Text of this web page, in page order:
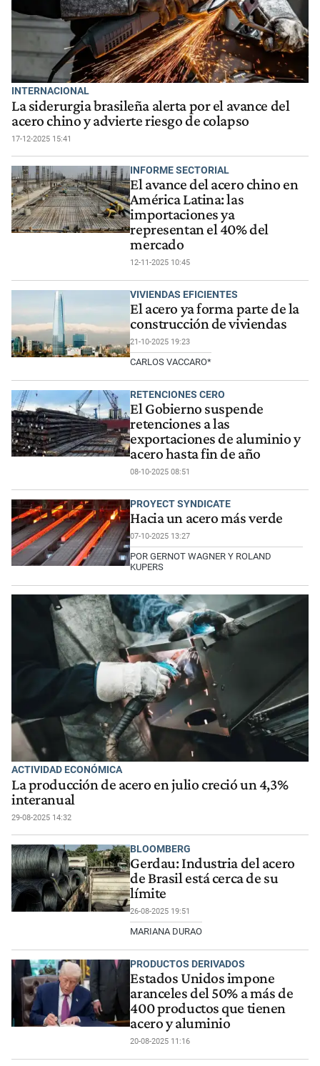
INTERNACIONAL
La siderurgia brasileña alerta por el avance del
acero chino y advierte riesgo de colapso
17-12-2025 15:41
INFORME SECTORIAL
El avance del acero chino en
América Latina: las
importaciones ya
representan el 40% del
mercado
12-11-2025 10:45
VIVIENDAS EFICIENTES
El acero ya forma parte de la
construcción de viviendas
21-10-2025 19:23
CARLOS VACCARO*
RETENCIONES CERO
El Gobierno suspende
retenciones a las
exportaciones de aluminio y
acero hasta fin de año
08-10-2025 08:51
PROYECT SYNDICATE
Hacia un acero más verde
07-10-2025 13:27
POR GERNOT WAGNER Y ROLAND
KUPERS
ACTIVIDAD ECONÓMICA
La producción de acero en julio creció un 4,3%
interanual
29-08-2025 14:32
BLOOMBERG
Gerdau: Industria del acero
de Brasil está cerca de su
límite
26-08-2025 19:51
MARIANA DURAO
PRODUCTOS DERIVADOS
Estados Unidos impone
aranceles del 50% a más de
400 productos que tienen
acero y aluminio
20-08-2025 11:16